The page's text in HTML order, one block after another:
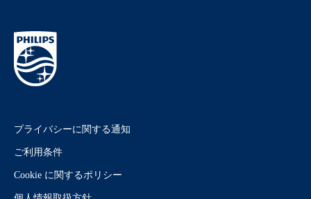
プライバシーに関する通知
ご利用条件
Cookie に関するポリシー